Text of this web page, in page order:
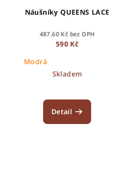
Náušníky QUEENS LACE
487,60 Kč bez DPH
590 Kč
Modrá
Skladem
Detail